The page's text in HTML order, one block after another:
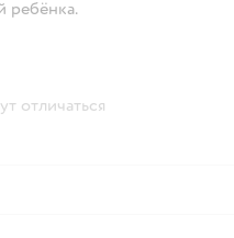
ребёнка.
отличаться